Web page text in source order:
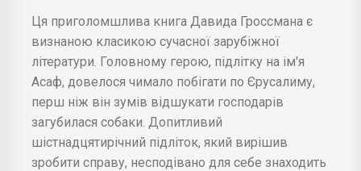
Ця приголомшлива книга Давида Гроссмана є
визнаною класикою сучасної зарубіжної
літератури. Головному герою, підлітку на ім'я
Асаф, довелося чимало побігати по Єрусалиму,
перш ніж він зумів відшукати господарів
загубилася собаки. Допитливий
шістнадцятирічний підліток, який вирішив
зробити справу, несподівано для себе знаходить